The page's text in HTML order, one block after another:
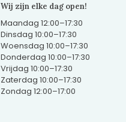
Wij zijn elke dag open!
Maandag 12:00–17:30
Dinsdag 10:00–17:30
Woensdag 10:00–17:30
Donderdag 10:00–17:30
Vrijdag 10:00–17:30
Zaterdag 10:00–17:30
Zondag 12:00–17:00